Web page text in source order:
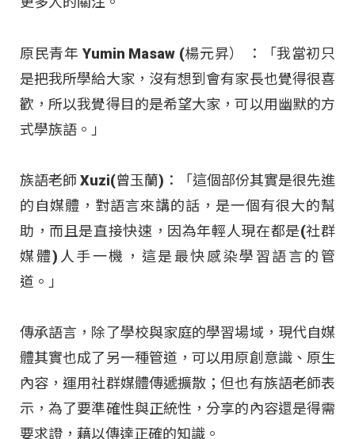
原民青年 Yumin Masaw (楊元昇） ：「我當初只
是把我所學給大家，沒有想到會有家長也覺得很喜
歡，所以我覺得目的是希望大家，可以用幽默的方
式學族語。」
族語老師 Xuzi(曾玉蘭)：「這個部份其實是很先進
的自媒體，對語言來講的話，是一個有很大的幫
助，而且是直接快速，因為年輕人現在都是(社群
媒體)人手一機，這是最快感染學習語言的管
道。」
傳承語言，除了學校與家庭的學習場域，現代自媒
體其實也成了另一種管道，可以用原創意識、原生
內容，運用社群媒體傳遞擴散；但也有族語老師表
示，為了要準確性與正統性，分享的內容還是得需
要求證，藉以傳達正確的知識。